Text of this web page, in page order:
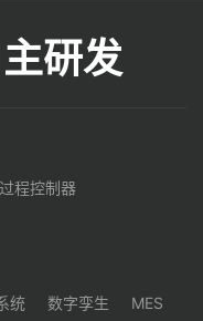
研发
过程控制器
统 数字孪生
MES